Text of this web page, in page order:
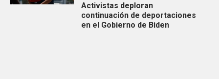
Activistas deploran
continuación de deportaciones
en el Gobierno de Biden